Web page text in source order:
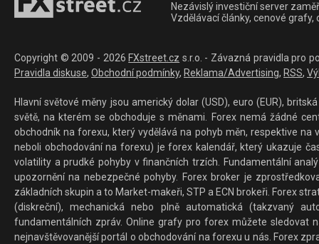
Nezávislý investiční server
Vzdělávací články, cenové
Copyright © 2009 - 2026 FXstreet.cz s.r.o. - Závazná pravidla pro
Pravidla diskuse, Obchodní podmínky, Reklama/Advertising, RSS,
Hlavní světové měny jsou americký dolar (USD), euro (EUR),
světě, na kterém se obchoduje s měnami. Forex nemá žádné
obchodník na forexu, který vydělává na pohyb měn, respektive
neboli obchodování na forexu) je forex kalendář, který ukazuje
volatility a prudké pohyby v finančních trzích. Fundamentální
upozornění na nebezpečné pohyby. Forex broker je
základních skupin a to Market-makeři, STP a ECN brokeři. Forex
(diskreční), mechanická nebo plně automatická (takzvaný
fundamentálních zpráv. Online grafy pro forex můžete sledovat
nejnavštěvovanější portál o obchodování na forexu u nás. Forex